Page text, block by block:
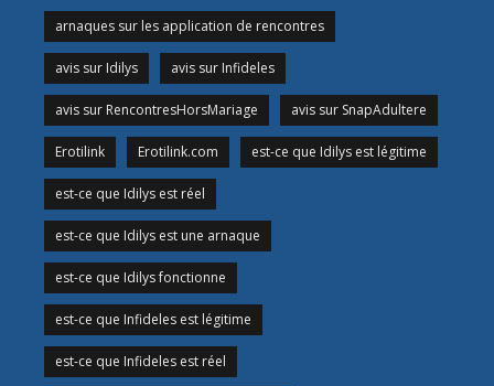
arnaques sur les application de rencontres
avis sur Idilys avis sur Infideles
avis sur RencontresHorsMariage avis sur SnapAdultere
Erotilink Erotilink.com est-ce que Idilys est légitime
est-ce que Idilys est réel
est-ce que Idilys est une arnaque
est-ce que Idilys fonctionne
est-ce que Infideles est légitime
est-ce que Infideles est réel